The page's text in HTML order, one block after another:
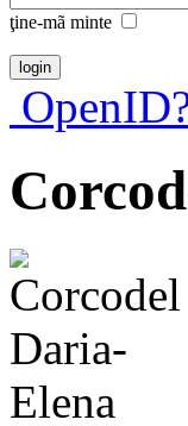
ţine-mã minte